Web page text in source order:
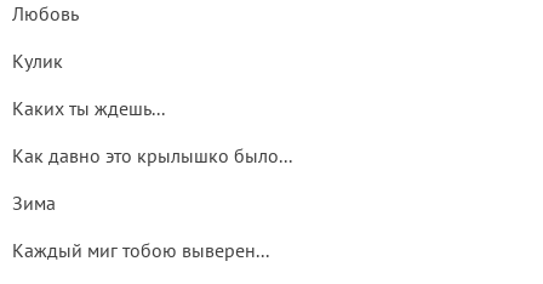
Любовь
Кулик
Каких ты ждешь...
Как давно это крылышко было...
Зима
Каждый миг тобою выверен...